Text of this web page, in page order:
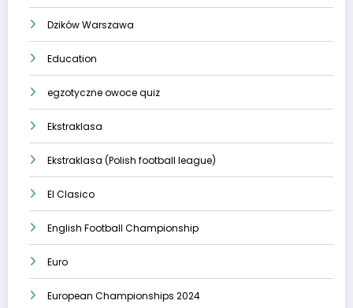
Dzików Warszawa
Education
egzotyczne owoce quiz
Ekstraklasa
Ekstraklasa (Polish football league)
El Clasico
English Football Championship
Euro
European Championships 2024